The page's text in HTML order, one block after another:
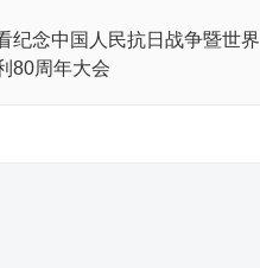
纪念中国人民抗日战争暨世界
80周年大会